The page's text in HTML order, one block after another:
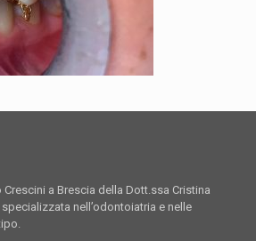
a Brescia della Dott.ssa Cristina
nell’odontoiatria e nelle